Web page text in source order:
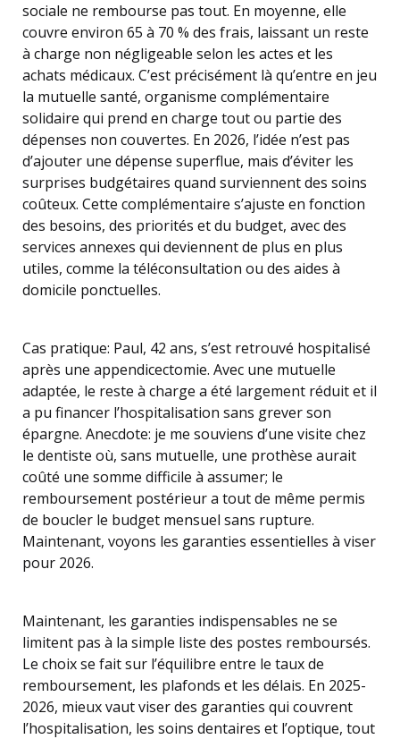
sociale ne rembourse pas tout. En moyenne, elle
couvre environ 65 à 70 % des frais, laissant un reste
à charge non négligeable selon les actes et les
achats médicaux. C’est précisément là qu’entre en jeu
la mutuelle santé, organisme complémentaire
solidaire qui prend en charge tout ou partie des
dépenses non couvertes. En 2026, l’idée n’est pas
d’ajouter une dépense superflue, mais d’éviter les
surprises budgétaires quand surviennent des soins
coûteux. Cette complémentaire s’ajuste en fonction
des besoins, des priorités et du budget, avec des
services annexes qui deviennent de plus en plus
utiles, comme la téléconsultation ou des aides à
domicile ponctuelles.
Cas pratique: Paul, 42 ans, s’est retrouvé hospitalisé
après une appendicectomie. Avec une mutuelle
adaptée, le reste à charge a été largement réduit et il
a pu financer l’hospitalisation sans grever son
épargne. Anecdote: je me souviens d’une visite chez
le dentiste où, sans mutuelle, une prothèse aurait
coûté une somme difficile à assumer; le
remboursement postérieur a tout de même permis
de boucler le budget mensuel sans rupture.
Maintenant, voyons les garanties essentielles à viser
pour 2026.
Maintenant, les garanties indispensables ne se
limitent pas à la simple liste des postes remboursés.
Le choix se fait sur l’équilibre entre le taux de
remboursement, les plafonds et les délais. En 2025-
2026, mieux vaut viser des garanties qui couvrent
l’hospitalisation, les soins dentaires et l’optique, tout